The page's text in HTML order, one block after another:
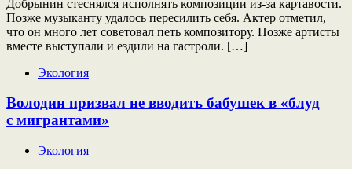
Добрынин стеснялся исполнять композиции из-за картавости.
Позже музыканту удалось пересилить себя. Актер отметил,
что он много лет советовал петь композитору. Позже артисты
вместе выступали и ездили на гастроли. […]
Экология
Володин призвал не вводить бабушек в «блуд
с мигрантами»
Экология